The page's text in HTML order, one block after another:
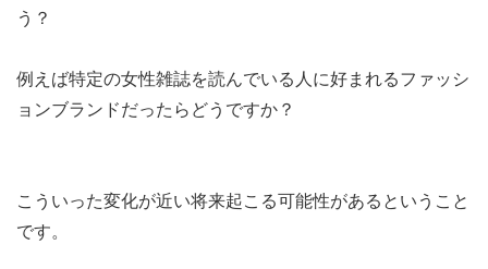
う？
例えば特定の女性雑誌を読んでいる人に好まれるファッシ
ョンブランドだったらどうですか？
こういった変化が近い将来起こる可能性があるということ
です。